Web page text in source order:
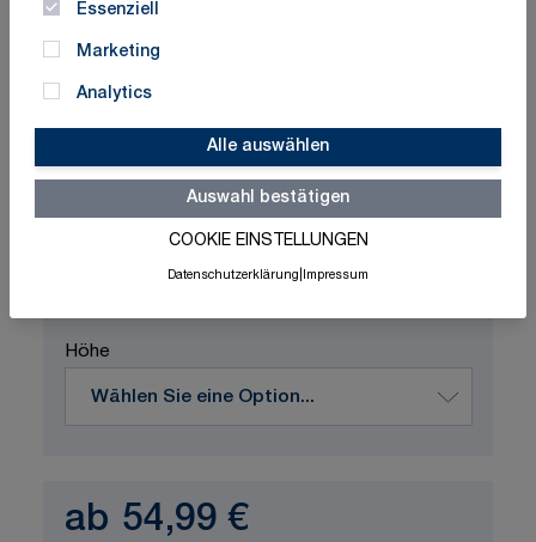
Essenziell
Marketing
Analytics
Alle auswählen
Auswahl bestätigen
COOKIE EINSTELLUNGEN
Datenschutzerklärung Impressum
Schnelle Lieferung
Made in Germany
Produktvariation wählen
Höhe
ab 54,99 €